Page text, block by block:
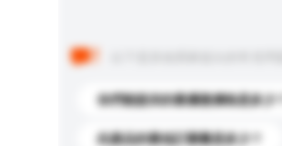
你們能提供的最優惠價格是多少？
此產品的最低訂購量是多少？